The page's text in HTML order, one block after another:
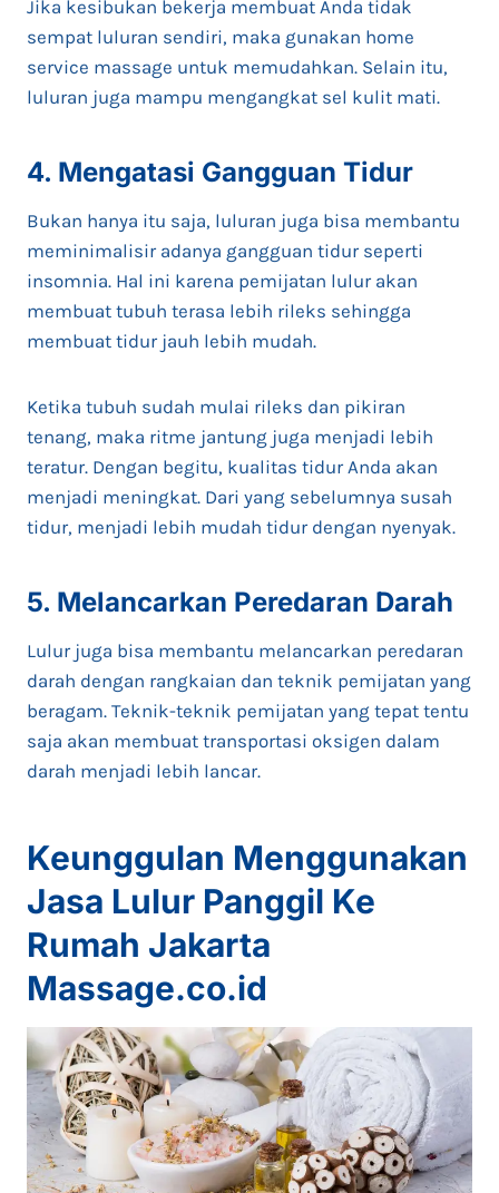
Jika kesibukan bekerja membuat Anda tidak
sempat luluran sendiri, maka gunakan home
service massage untuk memudahkan. Selain itu,
luluran juga mampu mengangkat sel kulit mati.
4. Mengatasi Gangguan Tidur
Bukan hanya itu saja, luluran juga bisa membantu
meminimalisir adanya gangguan tidur seperti
insomnia. Hal ini karena pemijatan lulur akan
membuat tubuh terasa lebih rileks sehingga
membuat tidur jauh lebih mudah.
Ketika tubuh sudah mulai rileks dan pikiran
tenang, maka ritme jantung juga menjadi lebih
teratur. Dengan begitu, kualitas tidur Anda akan
menjadi meningkat. Dari yang sebelumnya susah
tidur, menjadi lebih mudah tidur dengan nyenyak.
5. Melancarkan Peredaran Darah
Lulur juga bisa membantu melancarkan peredaran
darah dengan rangkaian dan teknik pemijatan yang
beragam. Teknik-teknik pemijatan yang tepat tentu
saja akan membuat transportasi oksigen dalam
darah menjadi lebih lancar.
Keunggulan Menggunakan
Jasa Lulur Panggil Ke
Rumah Jakarta
Massage.co.id